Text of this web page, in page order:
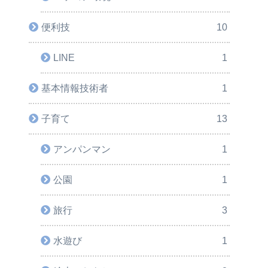
便利技 10
LINE 1
基本情報技術者 1
子育て 13
アンパンマン 1
公園 1
旅行 3
水遊び 1